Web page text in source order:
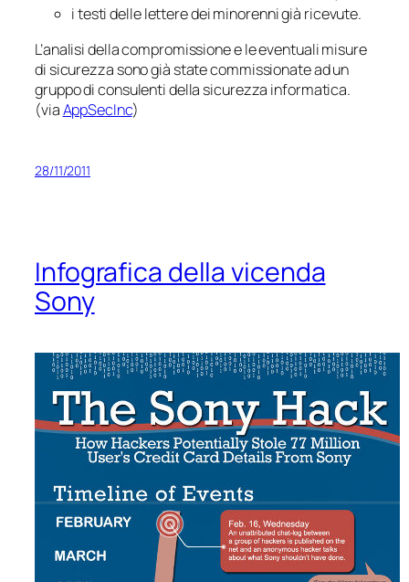
i testi delle lettere dei minorenni già ricevute.
L’analisi della compromissione e le eventuali misure
di sicurezza sono già state commissionate ad un
gruppo di consulenti della sicurezza informatica.
(viaAppSecInc)
28/11/2011
Infografica della vicenda
Sony